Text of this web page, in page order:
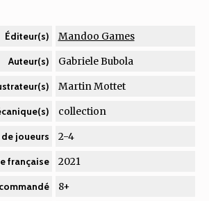
Éditeur(s) Mandoo Games
Auteur(s) Gabriele Bubola
Martin Mottet
collection
joueurs 2-4
française 2021
8+